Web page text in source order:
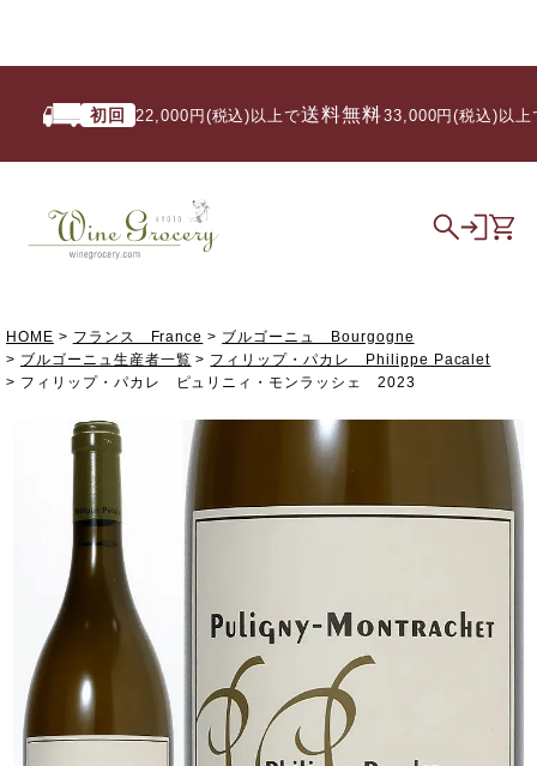
初回 22,000円(税込)以上で送料無料/ 33,000円(税込)以上で
HOME フランス France
ブルゴーニュ Bourgogne
ブルゴーニュ生産者一覧
フィリップ・パカレ Philippe Pacalet
フィリップ・パカレ ピュリニィ・モンラッシェ 2023